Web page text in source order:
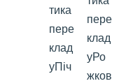
тика
пере
клад
уПіч
пере
клад
уРо
жков